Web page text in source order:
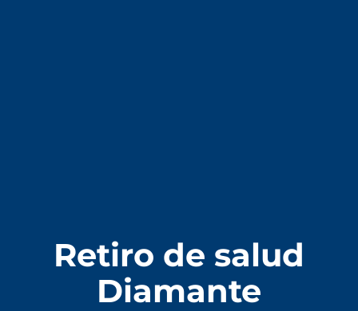
Retiro de salud
Diamante